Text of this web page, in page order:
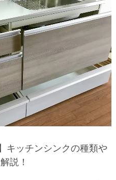
キッチンシンクの種類や
説！